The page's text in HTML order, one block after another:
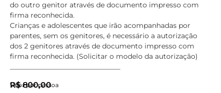
do outro genitor através de documento impresso com
firma reconhecida.
Crianças e adolescentes que irão acompanhadas por
parentes, sem os genitores, é necessário a autorização
dos 2 genitores através de documento impresso com
firma reconhecida. (Solicitar o modelo da autorização)
R$800,00
Valor por pessoa